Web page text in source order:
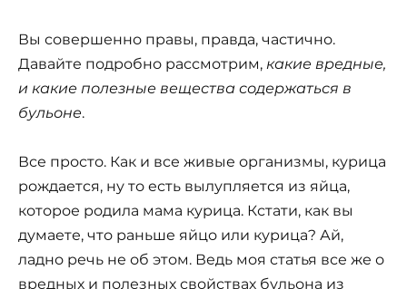
Вы совершенно правы, правда, частично.
Давайте подробно рассмотрим, какие вредные,
и какие полезные вещества содержаться в
бульоне.
Все просто. Как и все живые организмы, курица
рождается, ну то есть вылупляется из яйца,
которое родила мама курица. Кстати, как вы
думаете, что раньше яйцо или курица? Ай,
ладно речь не об этом. Ведь моя статья все же о
вредных и полезных свойствах бульона из